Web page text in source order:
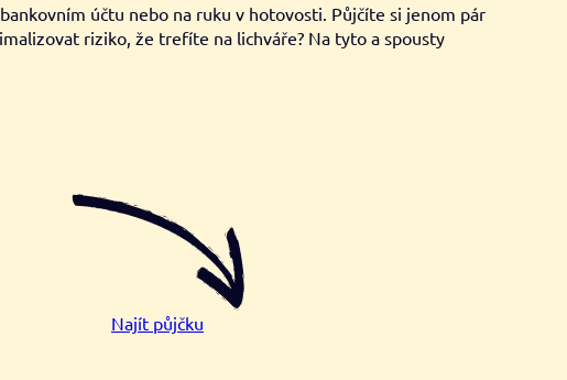
účtu nebo na ruku v hotovosti. Půjčíte si jenom pár
riziko, že trefíte na lichváře? Na tyto a spousty
Najít půjčku